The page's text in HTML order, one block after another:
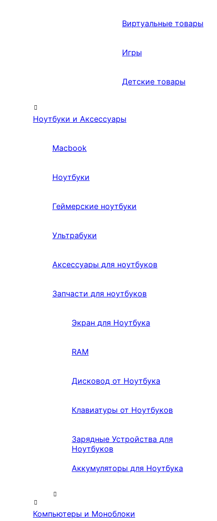
Виртуальные товары
Игры
Детские товары
Ноутбуки и Аксессуары
Macbook
Ноутбуки
Геймерские ноутбуки
Ультрабуки
Аксессуары для ноутбуков
Запчасти для ноутбуков
Экран для Ноутбука
RAM
Дисковод от Ноутбука
Клавиатуры от Ноутбуков
Зарядные Устройства для
Ноутбуков
Аккумуляторы для Ноутбука
Компьютеры и Моноблоки